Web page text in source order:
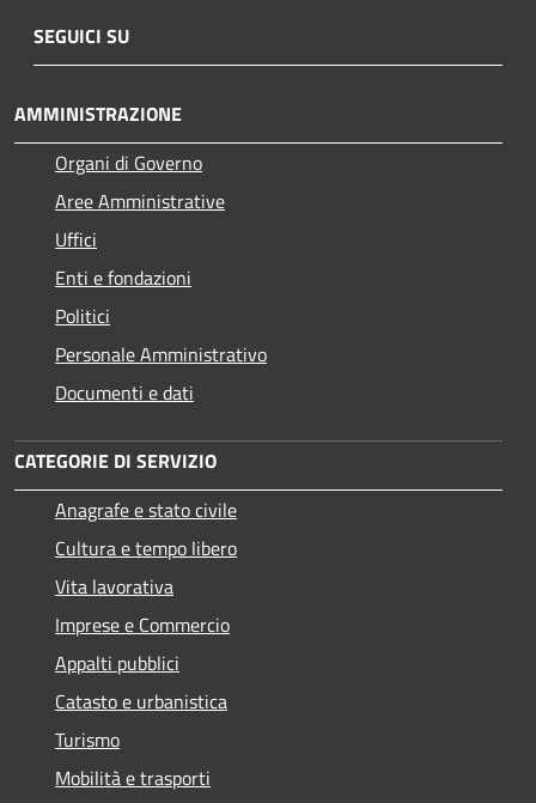
SEGUICI SU
AMMINISTRAZIONE
Organi di Governo
Aree Amministrative
Uffici
Enti e fondazioni
Politici
Personale Amministrativo
Documenti e dati
CATEGORIE DI SERVIZIO
Anagrafe e stato civile
Cultura e tempo libero
Vita lavorativa
Imprese e Commercio
Appalti pubblici
Catasto e urbanistica
Turismo
Mobilità e trasporti